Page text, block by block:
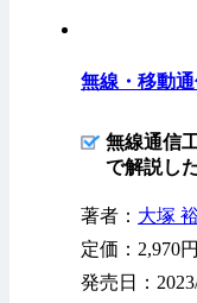
無線・移動
無線通信
で解説し
著者： 大塚
定価：2,970
発売日：